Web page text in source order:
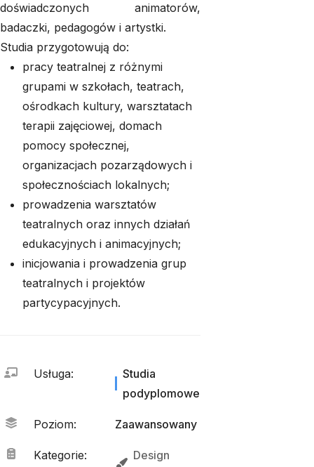
doświadczonych animatorów,
badaczki, pedagogów i artystki.
Studia przygotowują do:
pracy teatralnej z różnymi
grupami w szkołach, teatrach,
ośrodkach kultury, warsztatach
terapii zajęciowej, domach
pomocy społecznej,
organizacjach pozarządowych i
społecznościach lokalnych;
prowadzenia warsztatów
teatralnych oraz innych działań
edukacyjnych i animacyjnych;
inicjowania i prowadzenia grup
teatralnych i projektów
partycypacyjnych.
Usługa:
Studia
podyplomowe
Poziom: Zaawansowany
Kategorie:
Design